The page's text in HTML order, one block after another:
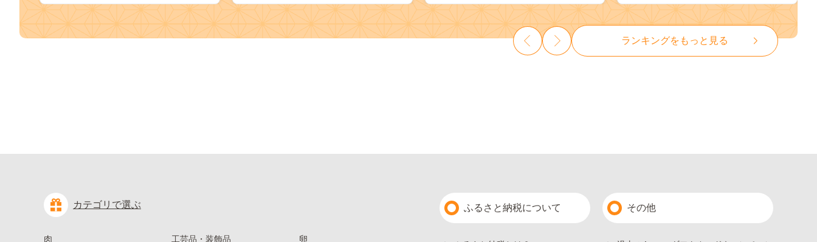
九千円
kasaoka_zsy_419_100---
ランキングをもっと見る
カテゴリで選ぶ
肉 工芸品・装飾品 卵
ふるさと納税について その他